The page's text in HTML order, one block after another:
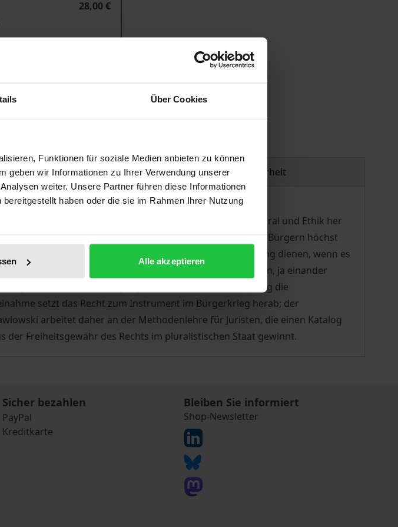
Über Cookies
Funktionen für soziale Medien anbieten zu können
geben wir Informationen zu Ihrer Verwendung unserer
weiter. Unsere Partner führen diese Informationen
haben oder die sie im Rahmen Ihrer Nutzung
Alle akzeptieren
28,00 €
Angaben Produktsicherheit
Bestandteil eines einheitlichen Normkomplexes von Moral und Ethik her
kann das Recht Instrument der Konfliktlösung zwischen Bürgern höchst
ist. Das Recht kann nur dann der Friedensstiftung dienen, wenn es
eines Rechts leben können, obwohl sie unterschiedlichen, ja einander
daß die „Wertabwägung“ als methodische Anweisung die
setzt das Recht zum Instrument im Bürgerkrieg herab; der
arbeitet daher an der Methodenlehre für Juristen, die einen Katalog
der Freiheitsgewähr des Rechts im pluralistischen Staat gewinnt.
Sicher bezahlen
PayPal
Kreditkarte
Bleiben Sie informiert
Shop-Newsletter